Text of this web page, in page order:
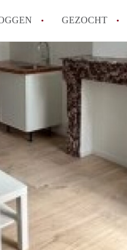
GEZOCHT
Wat is het puntensysteem
Amsterdam?
Wat zijn de
Wat zijn de populairste
betekent dit voor jou als
Wat is een studentenkamer
Waarom geen
Alle veelgestelde vragen